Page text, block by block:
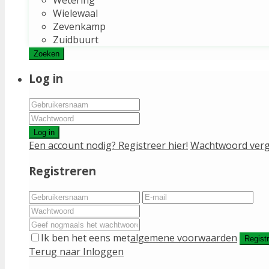
Wielewaal
Zevenkamp
Zuidbuurt
Zoeken
Log in
Log in
Een account nodig? Registreer hier! Wachtwoord
Registreren
Ik ben het eens metalgemene voorwaarden
Terug naar Inloggen